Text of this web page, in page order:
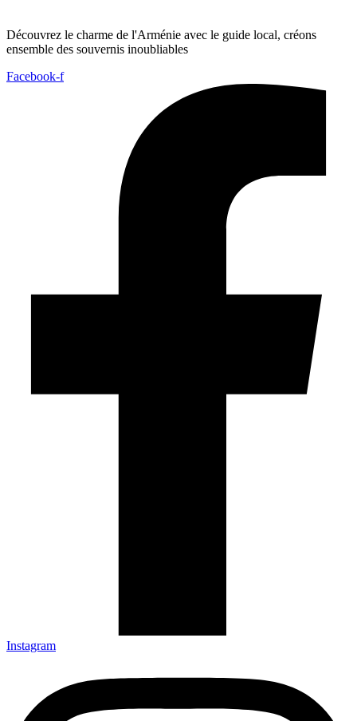
Découvrez le charme de l'Arménie avec le guide local, créons
ensemble des souvernis inoubliables
Facebook-f
Instagram